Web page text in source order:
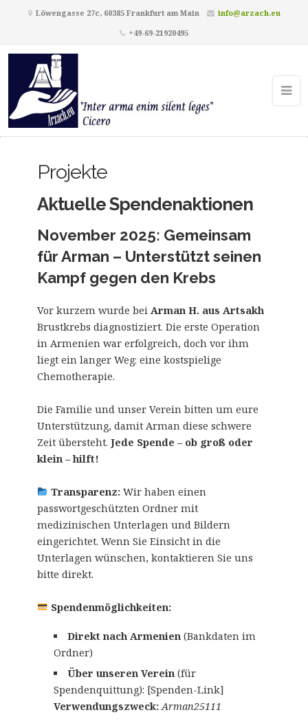
Löwengasse 27c, 60385 Frankfurt am Main
info@arzach.eu
+49-69-21920495
Projekte
Aktuelle Spendenaktionen
November 2025: Gemeinsam
für Arman – Unterstützt seinen
Kampf gegen den Krebs
Vor kurzem wurde bei Arman H. aus Artsakh
Brustkrebs diagnostiziert. Die erste Operation
in Armenien war erfolgreich, doch vor ihm
liegt ein langer Weg: eine kostspielige
Chemotherapie.
Die Familie und unser Verein bitten um eure
Unterstützung, damit Arman diese schwere
Zeit übersteht. Jede Spende – ob groß oder
klein – hilft!
Transparenz: Wir haben einen
passwortgeschützten Ordner mit
medizinischen Unterlagen und Bildern
eingerichtet. Wenn Sie Einsicht in die
Unterlagen wünschen, kontaktieren Sie uns
bitte direkt.
Spendenmöglichkeiten:
Direkt nach Armenien (Bankdaten im
Ordner)
Über unseren Verein (für
Spendenquittung): [Spenden-Link]
Verwendungszweck: Arman25111